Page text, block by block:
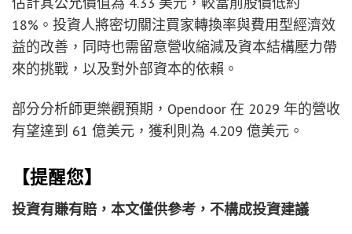
18%。投資人將密切關注買家轉換率與費用型經濟效
益的改善，同時也需留意營收縮減及資本結構壓力帶
來的挑戰，以及對外部資本的依賴。
部分分析師更樂觀預期，Opendoor 在 2029 年的營收
有望達到 61 億美元，獲利則為 4.209 億美元。
【提醒您】
投資有賺有賠，本文僅供參考，不構成投資建議